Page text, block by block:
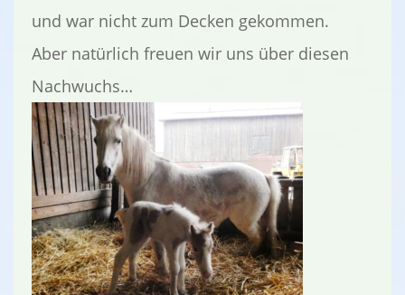
und war nicht zum Decken gekommen.
Aber natürlich freuen wir uns über diesen
Nachwuchs…